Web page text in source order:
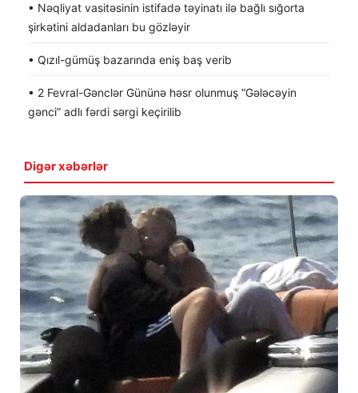
• Nəqliyat vasitəsinin istifadə təyinatı ilə bağlı sığorta
şirkətini aldadanları bu gözləyir
• Qızıl-gümüş bazarında eniş baş verib
• 2 Fevral-Gənclər Gününə həsr olunmuş “Gələcəyin
gənci” adlı fərdi sərgi keçirilib
Digər xəbərlər